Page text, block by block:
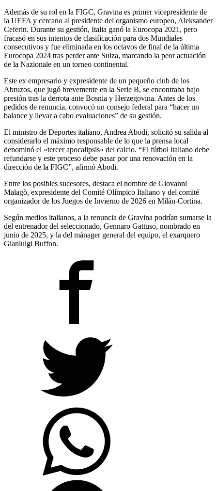
Además de su rol en la FIGC, Gravina es primer vicepresidente de
la UEFA y cercano al presidente del organismo europeo, Aleksander
Ceferin. Durante su gestión, Italia ganó la Eurocopa 2021, pero
fracasó en sus intentos de clasificación para dos Mundiales
consecutivos y fue eliminada en los octavos de final de la última
Eurocopa 2024 tras perder ante Suiza, marcando la peor actuación
de la Nazionale en un torneo continental.
Este ex empresario y expresidente de un pequeño club de los
Abruzos, que jugó brevemente en la Serie B, se encontraba bajo
presión tras la derrota ante Bosnia y Herzegovina. Antes de los
pedidos de renuncia, convocó un consejo federal para “hacer un
balance y llevar a cabo evaluaciones” de su gestión.
El ministro de Deportes italiano, Andrea Abodi, solicitó su salida al
considerarlo el máximo responsable de lo que la prensa local
denominó el «tercer apocalipsis» del calcio. “El fútbol italiano debe
refundarse y este proceso debe pasar por una renovación en la
dirección de la FIGC”, afirmó Abodi.
Entre los posibles sucesores, destaca el nombre de Giovanni
Malagò, expresidente del Comité Olímpico Italiano y del comité
organizador de los Juegos de Invierno de 2026 en Milán-Cortina.
Según medios italianos, a la renuncia de Gravina podrían sumarse la
del entrenador del seleccionado, Gennaro Gattuso, nombrado en
junio de 2025, y la del mánager general del equipo, el exarquero
Gianluigi Buffon.